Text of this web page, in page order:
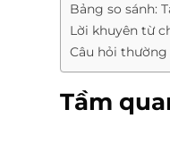
Bảng so sánh:
Lời khuyên từ
Câu hỏi thường
Tầm